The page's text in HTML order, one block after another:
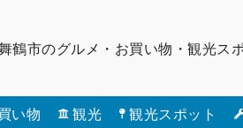
鶴市のグルメ・お買い物・観光ス
い物 観光 観光スポット